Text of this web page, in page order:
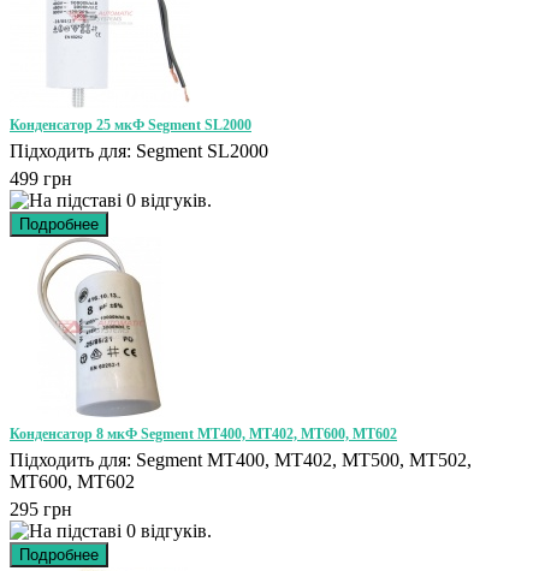
Конденсатор 25 мкФ Segment SL2000
Підходить для: Segment SL2000
499 грн
Конденсатор 8 мкФ Segment MT400, MT402, MT600, MT602
Підходить для: Segment MT400, MT402, MT500, MT502,
MT600, MT602
295 грн